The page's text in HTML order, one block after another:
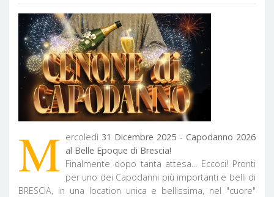
M ercoledì 31 Dicembre 2025 - Capodanno 2026
al Belle Epoque di Brescia!
Finalmente dopo tanta attesa... Eccoci! Pronti
per uno dei Capodanni più importanti e belli di
BRESCIA, in una location unica e bellissima, nel "cuore"